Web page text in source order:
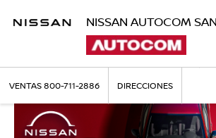
NISSAN AUTOCOM
VENTAS800-711-2886 DIRECCIONES